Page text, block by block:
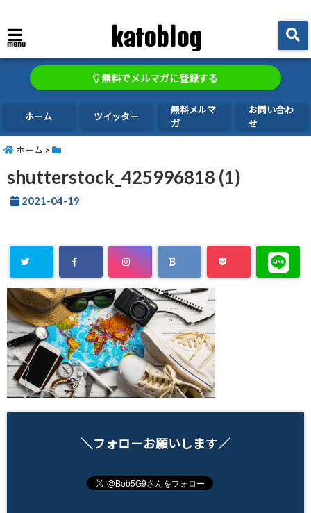
menu katoblog
無料でメルマガに登録する
ホーム ツイッター
無料メルマ
ガ
お問い合わ
せ
ホーム >
shutterstock_425996818 (1)
2021-04-19
＼フォローお願いします／